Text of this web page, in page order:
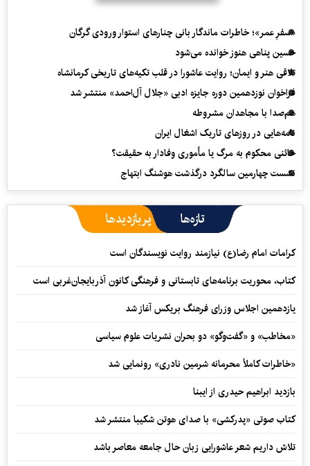
«سفرِ عمر»؛ خاطرات ماندگار بانی چنارهای استوار ورودی گرگان
حسین پناهی هنوز خوانده می‌شود
تلاقی هنر و ایمان؛ روایت عاشورا در قلب تکیه‌های تاریخی کرمانشاه
فراخوان نوزدهمین دوره جایزه ادبی «جلال آل‌احمد» منتشر شد
هم‌صدا با مجاهدان مشروطه
نامه‌هایی در روزهای تاریک اشغال ایران
خائنی محکوم به مرگ یا مأموری وفادار به حقیقت؟
نشست چهارمین سالگرد درگذشت هوشنگ ابتهاج
تازه‌ها پربازدیدها
کرامات امام رضا(ع) نیازمند روایت نویسندگان است
کتاب، محوریت برنامه‌های تابستانی و فرهنگی کانون آذربایجان‌غربی است
یازدهمین اجلاس وزرای فرهنگ بریکس آغاز شد
«مخاطب» و «گفت‌وگو» دو بحران نشریات علوم سیاسی
«خاطرات کاملاً محرمانه شرمین نادری» رونمایی شد
بازدید ابراهیم حیدری از ایبنا
کتاب صوتی «پدرکشی» با صدای هوتن شکیبا منتشر شد
تلاش داریم شعر عاشورایی زبان حال جامعه معاصر باشد